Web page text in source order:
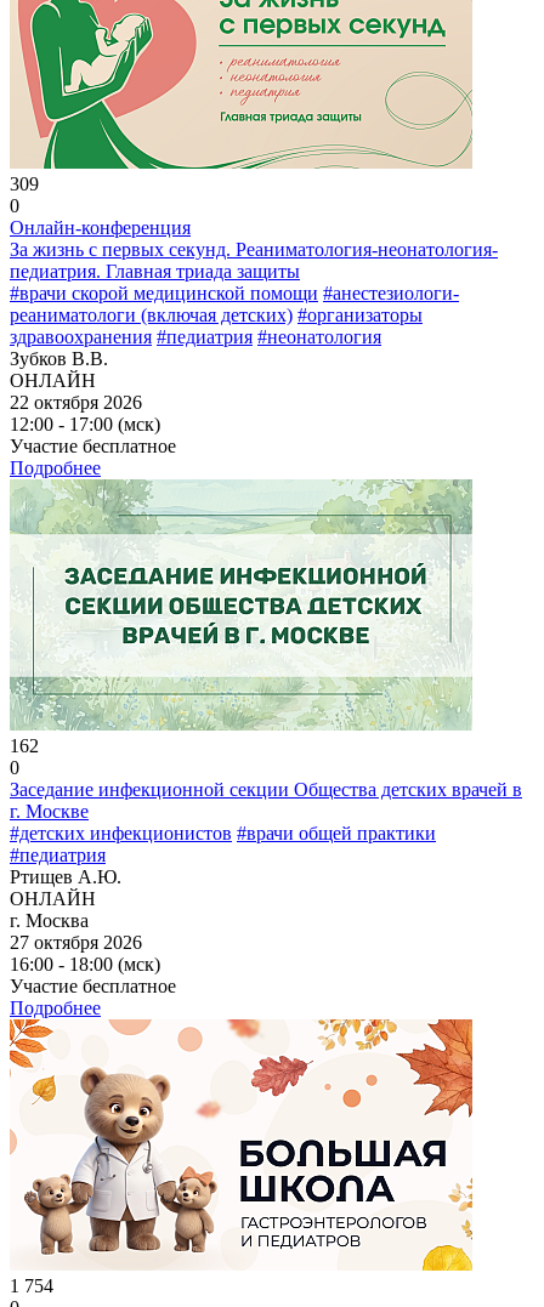
309
0
Онлайн-конференция
За жизнь с первых секунд. Реаниматология-неонатология-
педиатрия. Главная триада защиты
#врачи скорой медицинской помощи #анестезиологи-
реаниматологи (включая детских) #организаторы
здравоохранения #педиатрия #неонатология
Зубков В.В.
ОНЛАЙН
22 октября 2026
12:00 - 17:00 (мск)
Участие бесплатное
Подробнее
162
0
Заседание инфекционной секции Общества детских врачей в
г. Москве
#детских инфекционистов #врачи общей практики
#педиатрия
Ртищев А.Ю.
ОНЛАЙН
г. Москва
27 октября 2026
16:00 - 18:00 (мск)
Участие бесплатное
Подробнее
1 754